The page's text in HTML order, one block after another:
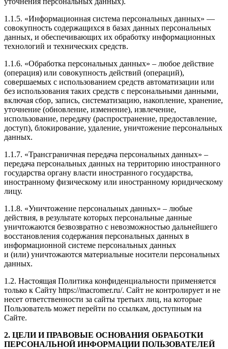
1.1.5. «Информационная система персональных данных» —
совокупность содержащихся в базах данных персональных
данных, и обеспечивающих их обработку информационных
технологий и технических средств.
1.1.6. «Обработка персональных данных» – любое действие
(операция) или совокупность действий (операций),
совершаемых с использованием средств автоматизации или
без использования таких средств с персональными данными,
включая сбор, запись, систематизацию, накопление, хранение,
уточнение (обновление, изменение), извлечение,
использование, передачу (распространение, предоставление,
доступ), блокирование, удаление, уничтожение персональных
данных.
1.1.7. «Трансграничная передача персональных данных» –
передача персональных данных на территорию иностранного
государства органу власти иностранного государства,
иностранному физическому или иностранному юридическому
лицу.
1.1.8. «Уничтожение персональных данных» – любые
действия, в результате которых персональные данные
уничтожаются безвозвратно с невозможностью дальнейшего
восстановления содержания персональных данных в
информационной системе персональных данных
и (или) уничтожаются материальные носители персональных
данных.
1.2. Настоящая Политика конфиденциальности применяется
только к Сайту https://macromer.ru/. Сайт не контролирует и не
несет ответственности за сайты третьих лиц, на которые
Пользователь может перейти по ссылкам, доступным на
Сайте.
2. ЦЕЛИ И ПРАВОВЫЕ ОСНОВАНИЯ ОБРАБОТКИ
ПЕРСОНАЛЬНОЙ ИНФОРМАЦИИ ПОЛЬЗОВАТЕЛЕЙ